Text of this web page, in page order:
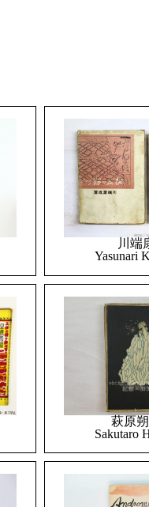
川端
Yasunari
萩原
Sakutaro